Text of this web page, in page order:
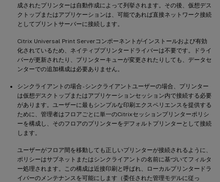
成されたプリンターは自動作成によって列挙されます。その後、仮想デス
クトップまたはアプリケーションは、可能であれば直接ネットワーク接続
としてプリントサーバーに接続します。
Citrix Universal Print Serverコンポーネントがインストールおよび有効
化されているため、ネイティブプリンタードライバーは不要です。ドライ
バーが更新されたり、プリンターキューが変更されたりしても、データセ
ンターでの追加構成は必要ありません。
シンクライアントの場合 - シンクライアントユーザーの場合、プリンター
は仮想デスクトップまたはアプリケーションセッション内で接続する必要
があります。ユーザーに最もシンプルな印刷エクスペリエンスを提供する
ために、管理者はフロアごとに単一のCitrixセッションプリンターポリシ
ーを構成し、そのフロアのプリンターをデフォルトプリンターとして接続
します。
ユーザーがフロア間を移動しても正しいプリンターが接続されるように、
ポリシーはサブネットまたはシンクライアントの名前に基づいてフィルタ
ー処理されます。この構成は近接印刷と呼ばれ、ローカルプリンタードラ
イバーのメンテナンスを可能にします（委任された管理モデルに従っ